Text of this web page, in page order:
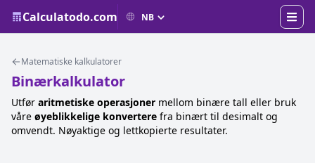
Calculatodo.com
Matematiske kalkulatorer
Binærkalkulator
Utfør aritmetiske operasjoner mellom binære tall eller bruk
våre øyeblikkelige konvertere fra binært til desimalt og
omvendt. Nøyaktige og lettkopierte resultater.